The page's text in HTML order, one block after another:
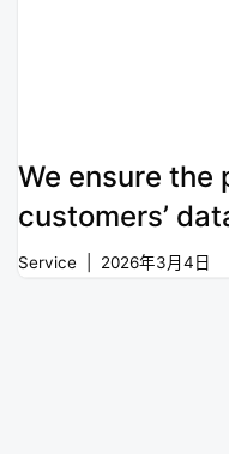
We ensure the
customers’
Service 2026年3月4日